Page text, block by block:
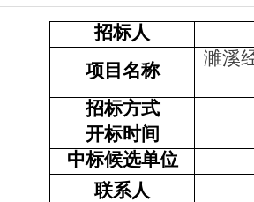
招标人
项目名称
濉溪
招标方式
开标时间
中标候选单位
联系人